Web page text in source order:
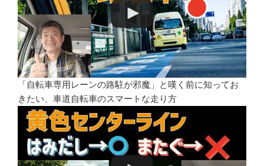
「自転車専用レーンの路駐が邪魔」と嘆く前に知ってお
きたい、車道自転車のスマートな走り方